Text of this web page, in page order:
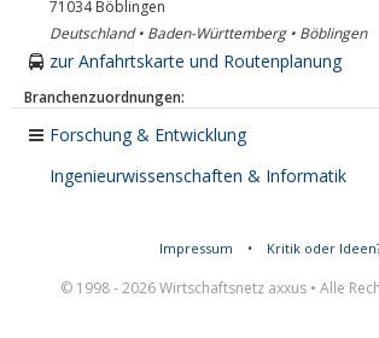
71034 Böblingen
Deutschland • Baden-Württemberg • Böblingen
zur Anfahrtskarte und Routenplanung
Branchenzuordnungen:
Forschung & Entwicklung
Ingenieurwissenschaften & Informatik
Impressum • Kritik oder
© 1998 - 2026 Wirtschaftsnetz axxus • Alle